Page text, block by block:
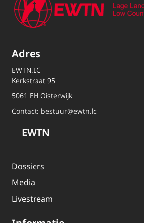
Adres
EWTN.LC
Kerkstraat 95
5061 EH Oisterwijk
Contact: bestuur@ewtn.lc
EWTN
Dossiers
Media
Livestream